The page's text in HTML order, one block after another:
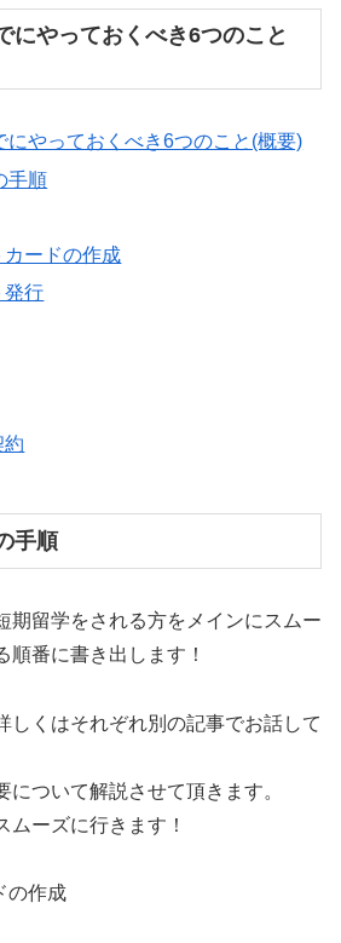
にやっておくべき6つのこと
にやっておくべき6つのこと(概要)
手順
ードの作成
行
手順
期留学をされる方をメインにスムー
順番に書き出します！
しくはそれぞれ別の記事でお話して
について解説させて頂きます。
ムーズに行きます！
の作成